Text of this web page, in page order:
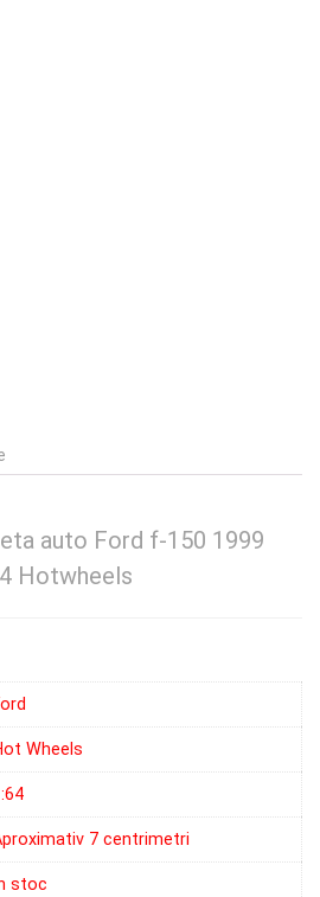
auto Ford f-150 1999
Hotwheels
Wheels
7 centrimetri
stoc